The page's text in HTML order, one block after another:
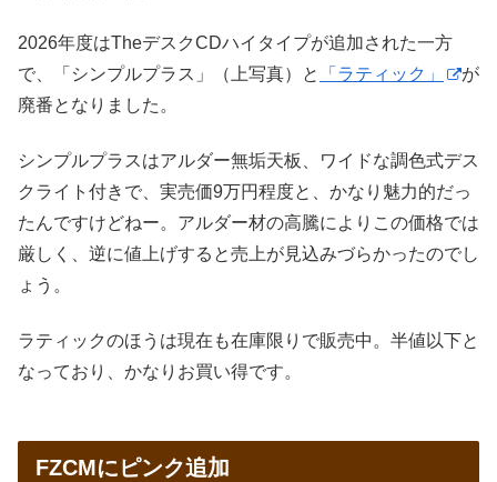
2026年度はTheデスクCDハイタイプが追加された一方
で、「シンプルプラス」（上写真）と
「ラティック」
が
廃番となりました。
シンプルプラスはアルダー無垢天板、ワイドな調色式デス
クライト付きで、実売価9万円程度と、かなり魅力的だっ
たんですけどねー。アルダー材の高騰によりこの価格では
厳しく、逆に値上げすると売上が見込みづらかったのでし
ょう。
ラティックのほうは現在も在庫限りで販売中。半値以下と
なっており、かなりお買い得です。
FZCMにピンク追加